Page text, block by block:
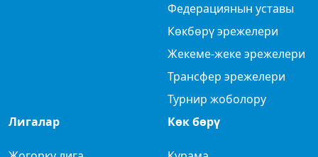
Федерациянын уставы
Көкбөрү эрежелери
Жекеме-жеке эрежелери
Трансфер эрежелери
Турнир жоболору
Лигалар
Көк бөрү